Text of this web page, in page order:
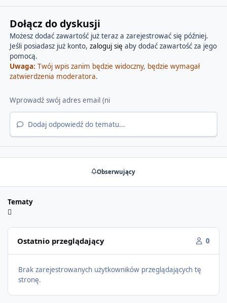
Dołącz do dyskusji
Możesz dodać zawartość już teraz a zarejestrować się później.
Jeśli posiadasz już konto, zaloguj się aby dodać zawartość za jego
pomocą.
Uwaga: Twój wpis zanim będzie widoczny, będzie wymagał
zatwierdzenia moderatora.
Dodaj odpowiedź do tematu...
Obserwujący
Tematy
Ostatnio przeglądający 0
Brak zarejestrowanych użytkowników przeglądających tę
stronę.